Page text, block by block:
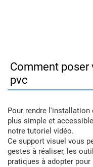
Comment poser
pvc
Pour rendre l'installation
plus simple et
notre tutoriel vidéo.
Ce support visuel vous
gestes à réaliser, les
pratiques à adopter